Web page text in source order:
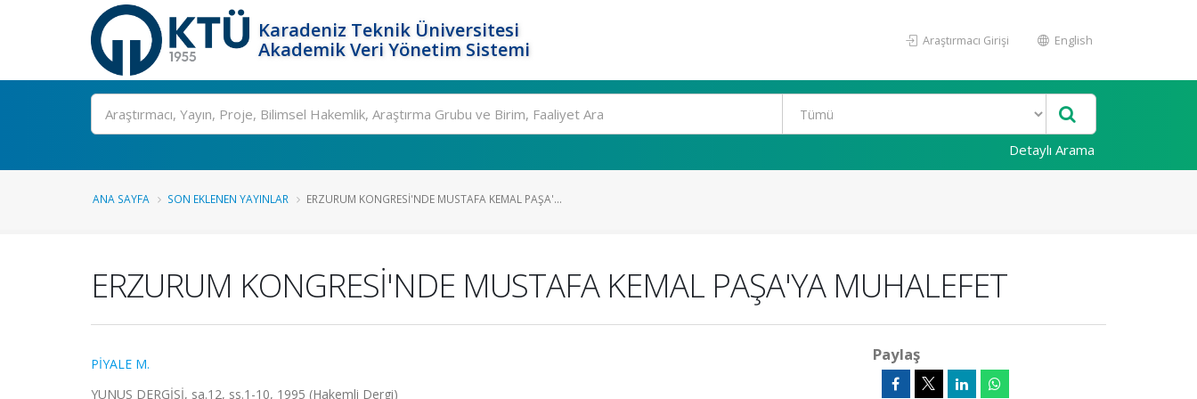
Karadeniz Teknik Üniversitesi
Akademik Veri Yönetim Sistemi
Araştırmacı Girişi English
Ara
Detaylı Arama
ANA SAYFA SON EKLENEN YAYINLAR ERZURUM KONGRESİ'NDE MUSTAFA KEMAL PAŞA'...
ERZURUM KONGRESİ'NDE MUSTAFA KEMAL PAŞA'YA MUHALEFET
PİYALE M.
YUNUS DERGİSİ, sa.12, ss.1-10, 1995 (Hakemli Dergi)
Paylaş